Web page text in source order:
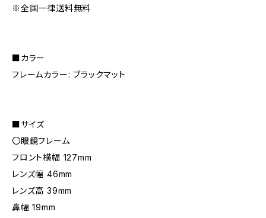
※全国一律送料無料
■カラー
フレームカラー: ブラックマット
■サイズ
〇眼鏡フレーム
フロント横幅 127mm
レンズ幅 46mm
レンズ高 39mm
鼻幅 19mm